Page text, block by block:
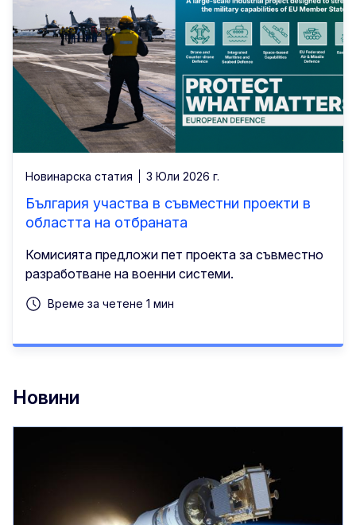
Новинарска статия 3 Юли 2026 г.
България участва в съвместни проекти в
областта на отбраната
Комисията предложи пет проекта за съвместно
разработване на военни системи.
Време за четене 1 мин
Новини